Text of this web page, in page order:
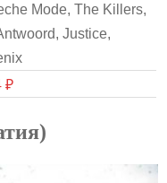
Mode, The Killers,
Justice,
₽